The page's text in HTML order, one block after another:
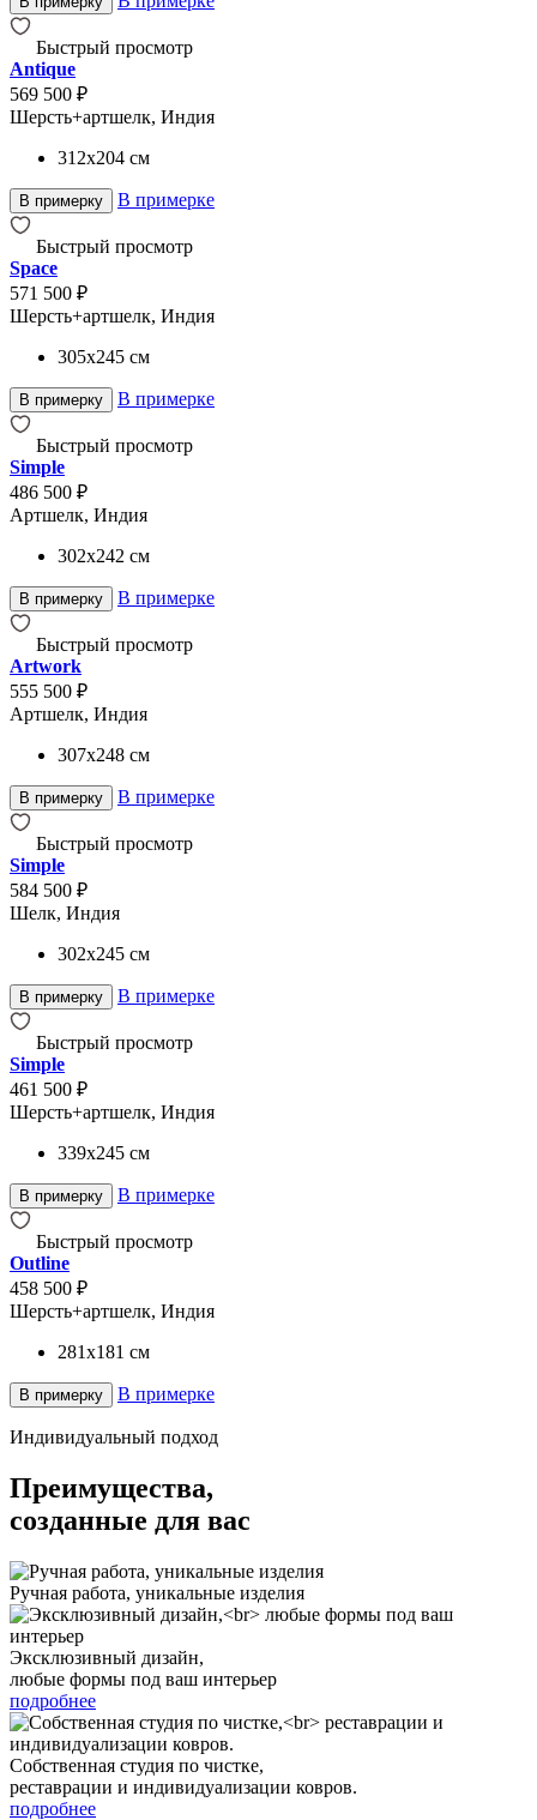
Быстрый просмотр
Antique
569 500 ₽
Шерсть+артшелк, Индия
312x204 см
В примерку В примерке
Быстрый просмотр
Space
571 500 ₽
Шерсть+артшелк, Индия
305x245 см
В примерку В примерке
Быстрый просмотр
Simple
486 500 ₽
Артшелк, Индия
302x242 см
В примерку В примерке
Быстрый просмотр
Artwork
555 500 ₽
Артшелк, Индия
307x248 см
В примерку В примерке
Быстрый просмотр
Simple
584 500 ₽
Шелк, Индия
302x245 см
В примерку В примерке
Быстрый просмотр
Simple
461 500 ₽
Шерсть+артшелк, Индия
339x245 см
В примерку В примерке
Быстрый просмотр
Outline
458 500 ₽
Шерсть+артшелк, Индия
281x181 см
В примерку В примерке
Индивидуальный подход
Преимущества,
созданные для вас
Ручная работа, уникальные изделия
Эксклюзивный дизайн,
любые формы под ваш интерьер
подробнее
Собственная студия по чистке,
реставрации и индивидуализации ковров.
подробнее